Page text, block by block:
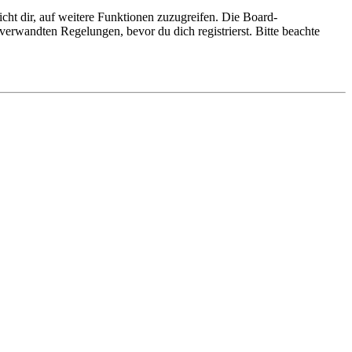
dir, auf weitere Funktionen zuzugreifen. Die Board-
Regelungen, bevor du dich registrierst. Bitte beachte